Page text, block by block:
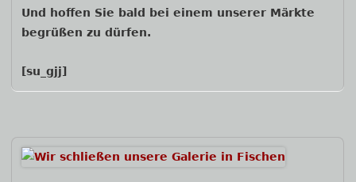
Und hoffen Sie bald bei einem unserer Märkte
begrüßen zu dürfen.
[su_gjj]